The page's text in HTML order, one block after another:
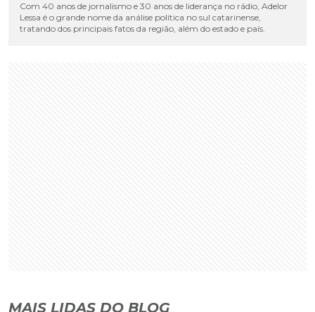
Com 40 anos de jornalismo e 30 anos de liderança no rádio, Adelor
Lessa é o grande nome da análise política no sul catarinense,
tratando dos principais fatos da região, além do estado e país.
MAIS LIDAS DO BLOG